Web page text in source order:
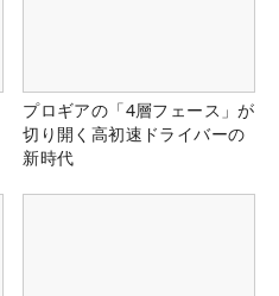
プロギアの「4層フェース」が
切り開く高初速ドライバーの
新時代